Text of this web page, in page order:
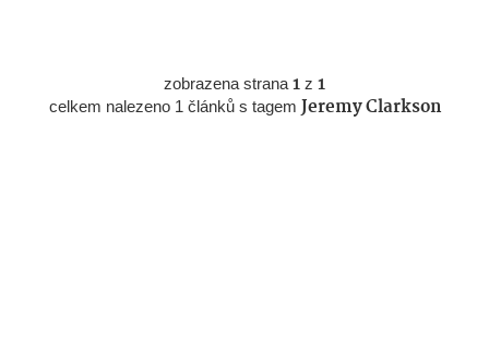
zobrazena strana1z 1
celkem nalezeno 1 článků s tagemJeremy Clarkson